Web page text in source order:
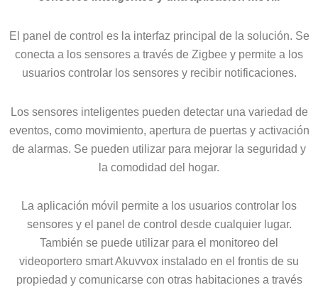
El panel de control es la interfaz principal de la solución. Se
conecta a los sensores a través de Zigbee y permite a los
usuarios controlar los sensores y recibir notificaciones.
Los sensores inteligentes pueden detectar una variedad de
eventos, como movimiento, apertura de puertas y activación
de alarmas. Se pueden utilizar para mejorar la seguridad y
la comodidad del hogar.
La aplicación móvil permite a los usuarios controlar los
sensores y el panel de control desde cualquier lugar.
También se puede utilizar para el monitoreo del
videoportero smart Akuvvox instalado en el frontis de su
propiedad y comunicarse con otras habitaciones a través